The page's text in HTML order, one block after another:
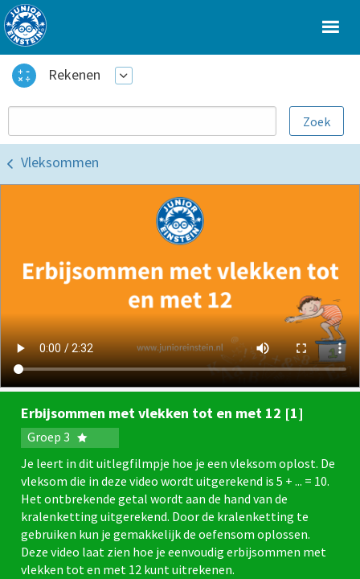
Rekenen
Vleksommen
Erbijsommen met vlekken tot en met 12 [1]
Groep 3
Je leert in dit uitlegfilmpje hoe je een vleksom oplost. De
vleksom die in deze video wordt uitgerekend is 5 + ... = 10.
Het ontbrekende getal wordt aan de hand van de
kralenketting uitgerekend. Door de kralenketting te
gebruiken kun je gemakkelijk de oefensom oplossen.
Deze video laat zien hoe je eenvoudig erbijsommen met
vlekken tot en met 12 kunt uitrekenen.